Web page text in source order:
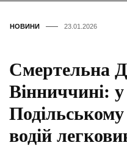
НОВИНИ 23.01.2026
Смертельна
Вінниччині:
водій